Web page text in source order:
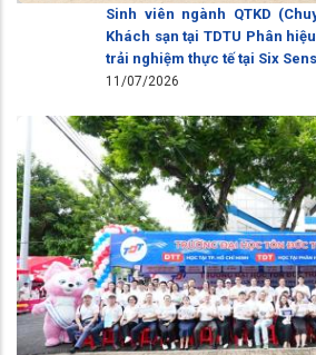
Sinh viên ngành QTKD
Khách sạn tại TDTU Phân
trải nghiệm thực tế tại Six
11/07/2026